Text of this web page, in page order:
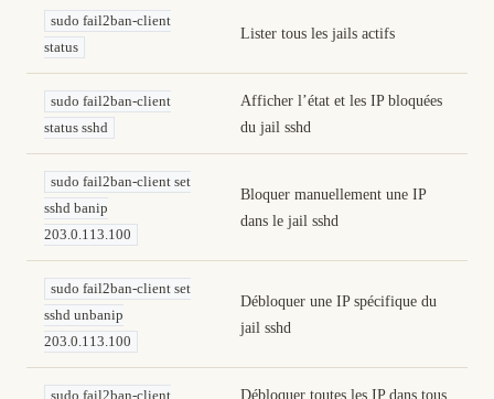
sudo fail2ban-client
status
Lister tous les jails actifs
sudo fail2ban-client
status sshd
Afficher l’état et les IP bloquées
du jail sshd
sudo fail2ban-client set
sshd banip
203.0.113.100
Bloquer manuellement une IP
dans le jail sshd
sudo fail2ban-client set
sshd unbanip
203.0.113.100
Débloquer une IP spécifique du
jail sshd
Débloquer toutes les IP dans tous